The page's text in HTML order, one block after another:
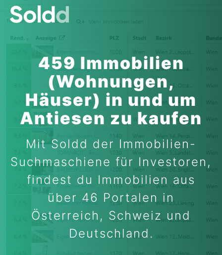
459 Immobilien
(Wohnungen,
Häuser) in und um
Antiesen zu kaufen
Mit Soldd der Immobilien-
Suchmaschiene für Investoren,
findest du Immobilien aus
über 46 Portalen in
Österreich, Schweiz und
Deutschland.